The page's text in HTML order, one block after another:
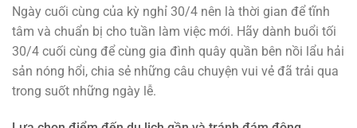
Ngày cuối cùng của kỳ nghỉ 30/4 nên là thời gian để tĩnh
tâm và chuẩn bị cho tuần làm việc mới. Hãy dành buổi tối
30/4 cuối cùng để cùng gia đình quây quần bên nồi lẩu hải
sản nóng hổi, chia sẻ những câu chuyện vui vẻ đã trải qua
trong suốt những ngày lễ.